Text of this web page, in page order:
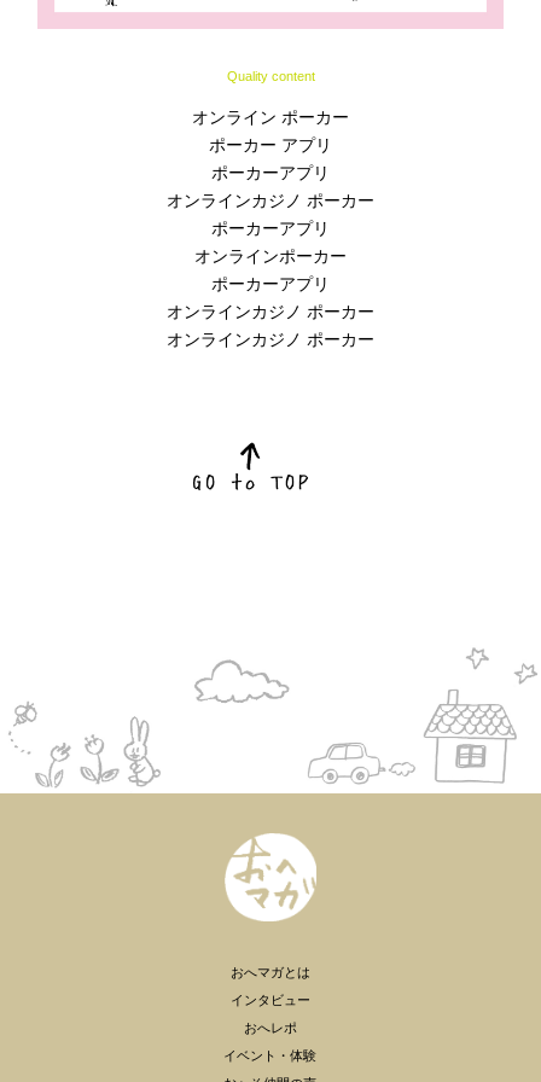
Quality content
オンライン ポーカー
ポーカー アプリ
ポーカーアプリ
オンラインカジノ ポーカー
ポーカーアプリ
オンラインポーカー
ポーカーアプリ
オンラインカジノ ポーカー
オンラインカジノ ポーカー
おへマガとは
インタビュー
おへレポ
イベント・体験